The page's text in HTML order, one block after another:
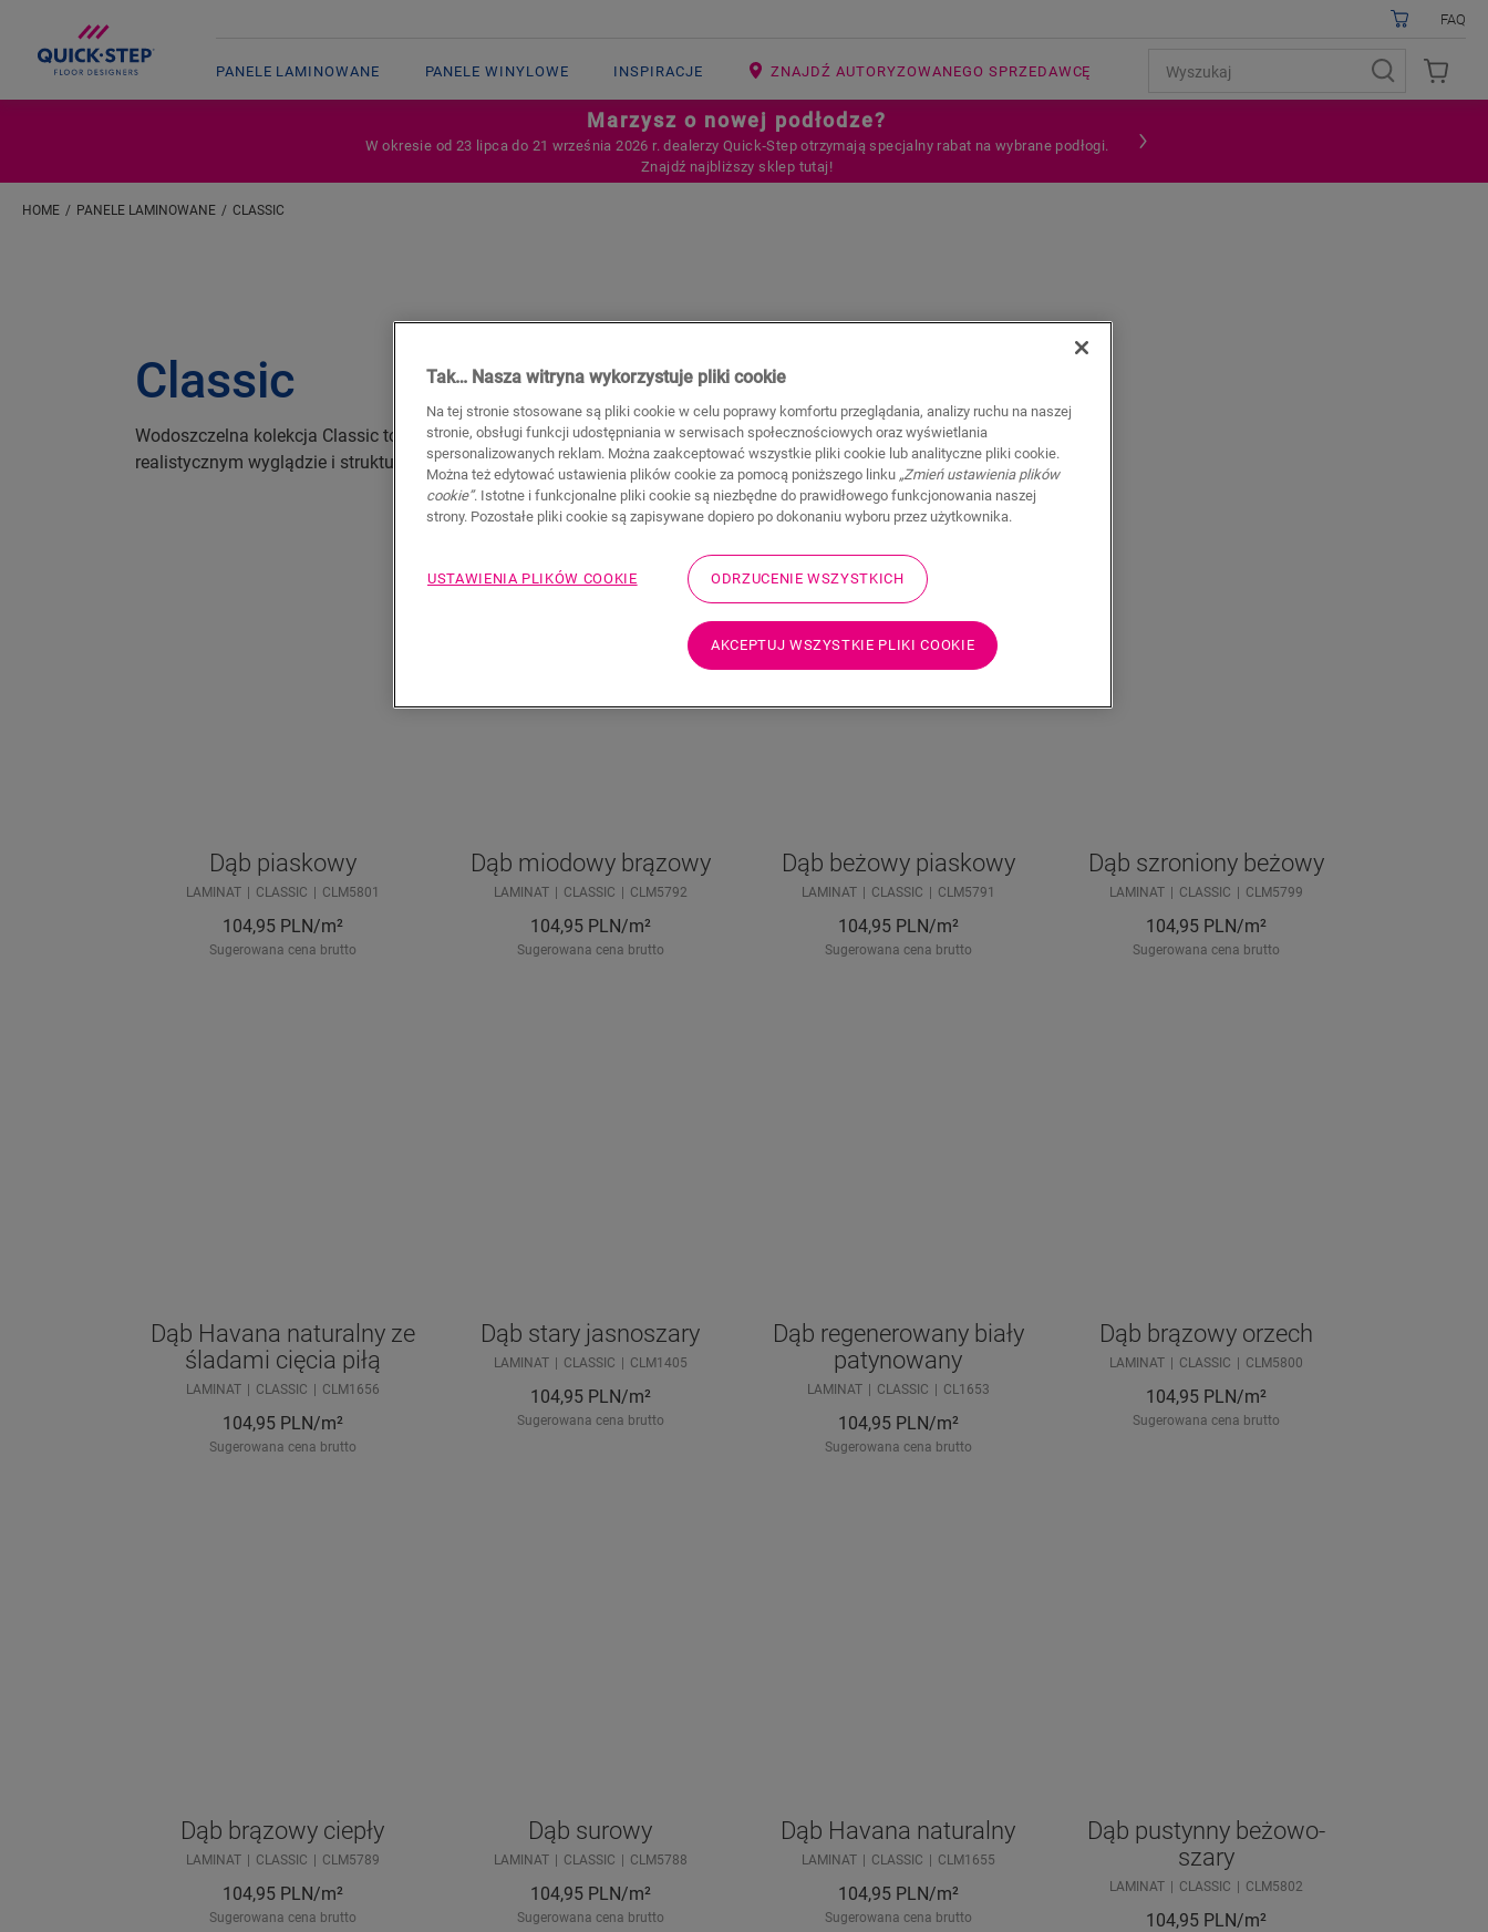
PANELE LAMINOWANE PANELE WINYLOWE INSPIRACJE ZNAJDŹ AUTORYZOWANEGO SPRZEDAWCĘ
FAQ
Marzysz o nowej podłodze?
W okresie od 23 lipca do 21 września 2026 r. dealerzy Quick‑Step otrzymają specjalny rabat na wybrane podłogi.
Znajdź najbliższy sklep tutaj!
HOME PANELE LAMINOWANE CLASSIC
Classic
Wodoszczelna kolekcja Classic to połączenie szerokiej gamy kolorów i stylów o nowoczesnym, a jednocześnie
realistycznym wyglądzie i strukturze.
Dąb piaskowy
LAMINAT CLASSIC CLM5801
104,95 PLN/m²
Sugerowana cena brutto
Dąb miodowy brązowy
LAMINAT CLASSIC CLM5792
104,95 PLN/m²
Sugerowana cena brutto
Dąb beżowy piaskowy
LAMINAT CLASSIC CLM5791
104,95 PLN/m²
Sugerowana cena brutto
Dąb szroniony beżowy
LAMINAT CLASSIC CLM5799
104,95 PLN/m²
Sugerowana cena brutto
Dąb Havana naturalny ze
śladami cięcia piłą
LAMINAT CLASSIC CLM1656
104,95 PLN/m²
Sugerowana cena brutto
Dąb stary jasnoszary
LAMINAT CLASSIC CLM1405
104,95 PLN/m²
Sugerowana cena brutto
Dąb regenerowany biały
patynowany
LAMINAT CLASSIC CL1653
104,95 PLN/m²
Sugerowana cena brutto
Dąb brązowy orzech
LAMINAT CLASSIC CLM5800
104,95 PLN/m²
Sugerowana cena brutto
Dąb brązowy ciepły
LAMINAT CLASSIC CLM5789
104,95 PLN/m²
Sugerowana cena brutto
Dąb surowy
LAMINAT CLASSIC CLM5788
104,95 PLN/m²
Sugerowana cena brutto
Dąb Havana naturalny
LAMINAT CLASSIC CLM1655
104,95 PLN/m²
Sugerowana cena brutto
Dąb pustynny beżowo-
szary
LAMINAT CLASSIC CLM5802
104,95 PLN/m²
Tak… Nasza witryna wykorzystuje pliki cookie
Na tej stronie stosowane są pliki cookie w celu poprawy komfortu przeglądania, analizy ruchu na naszej
stronie, obsługi funkcji udostępniania w serwisach społecznościowych oraz wyświetlania
spersonalizowanych reklam. Można zaakceptować wszystkie pliki cookie lub analityczne pliki cookie.
Można też edytować ustawienia plików cookie za pomocą poniższego linku „Zmień ustawienia plików
cookie”. Istotne i funkcjonalne pliki cookie są niezbędne do prawidłowego funkcjonowania naszej
strony. Pozostałe pliki cookie są zapisywane dopiero po dokonaniu wyboru przez użytkownika.
USTAWIENIA PLIKÓW COOKIE ODRZUCENIE WSZYSTKICH
AKCEPTUJ WSZYSTKIE PLIKI COOKIE